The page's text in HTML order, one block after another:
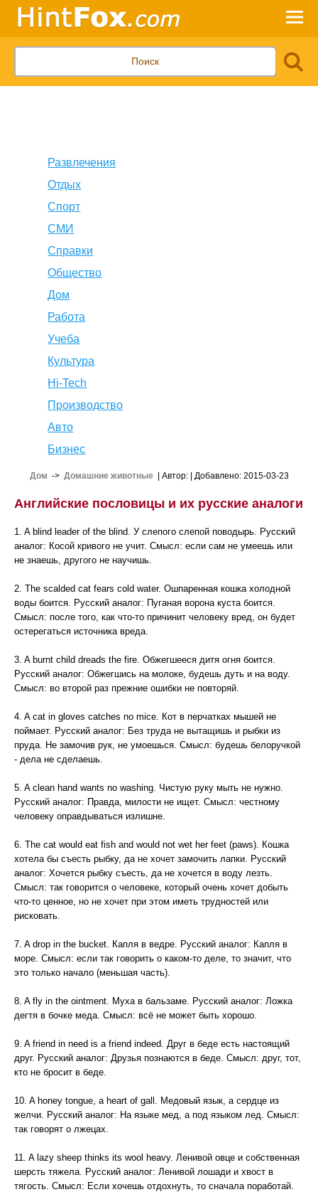
Развлечения
Отдых
Спорт
СМИ
Справки
Общество
Дом
Работа
Учеба
Культура
Hi-Tech
Производство
Авто
Бизнес
Дом -> Домашние животные| Автор: | Добавлено: 2015-03-23
Английские пословицы и их русские аналоги
1. A blind leader of the blind. У слепого слепой поводырь. Русский
аналог: Косой кривого не учит. Смысл: если сам не умеешь или
не знаешь, другого не научишь.
2. The scalded cat fears cold water. Ошпаренная кошка холодной
воды боится. Русский аналог: Пуганая ворона куста боится.
Смысл: после того, как что-то причинит человеку вред, он будет
остерегаться источника вреда.
3. A burnt child dreads the fire. Обжегшееся дитя огня боится.
Русский аналог: Обжегшись на молоке, будешь дуть и на воду.
Смысл: во второй раз прежние ошибки не повторяй.
4. A cat in gloves catches no mice. Кот в перчатках мышей не
поймает. Русский аналог: Без труда не вытащишь и рыбки из
пруда. Не замочив рук, не умоешься. Смысл: будешь белоручкой
- дела не сделаешь.
5. A clean hand wants no washing. Чистую руку мыть не нужно.
Русский аналог: Правда, милости не ищет. Смысл: честному
человеку оправдываться излишне.
6. The cat would eat fish and would not wet her feet (paws). Кошка
хотела бы съесть рыбку, да не хочет замочить лапки. Русский
аналог: Хочется рыбку съесть, да не хочется в воду лезть.
Смысл: так говорится о человеке, который очень хочет добыть
что-то ценное, но не хочет при этом иметь трудностей или
рисковать.
7. A drop in the bucket. Капля в ведре. Русский аналог: Капля в
море. Смысл: если так говорить о каком-то деле, то значит, что
это только начало (меньшая часть).
8. A fly in the ointment. Муха в бальзаме. Русский аналог: Ложка
дегтя в бочке меда. Смысл: всё не может быть хорошо.
9. A friend in need is a friend indeed. Друг в беде есть настоящий
друг. Русский аналог: Друзья познаются в беде. Смысл: друг, тот,
кто не бросит в беде.
10. A honey tongue, a heart of gall. Медовый язык, а сердце из
желчи. Русский аналог: На языке мед, а под языком лед. Смысл:
так говорят о лжецах.
11. A lazy sheep thinks its wool heavy. Ленивой овце и собственная
шерсть тяжела. Русский аналог: Ленивой лошади и хвост в
тягость. Смысл: Если хочешь отдохнуть, то сначала поработай.